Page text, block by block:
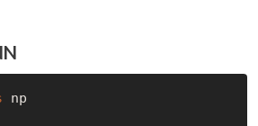
np